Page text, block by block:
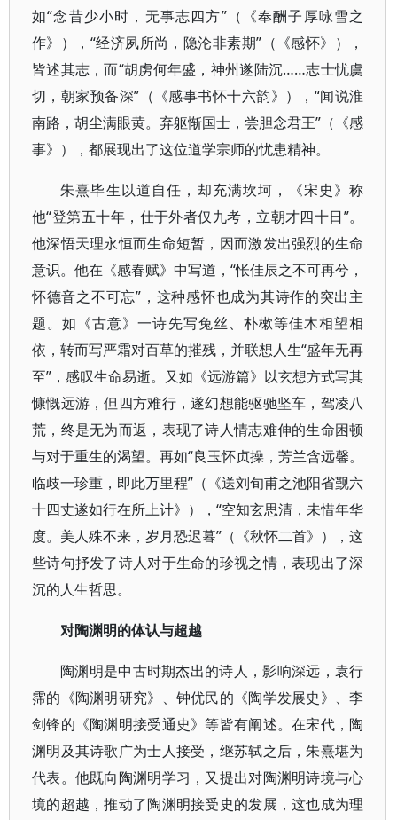
如“念昔少小时，无事志四方”（《奉酬子厚咏雪之
作》），“经济夙所尚，隐沦非素期”（《感怀》），
皆述其志，而“胡虏何年盛，神州遂陆沉……志士忧虞
切，朝家预备深”（《感事书怀十六韵》），“闻说淮
南路，胡尘满眼黄。弃躯惭国士，尝胆念君王”（《感
事》），都展现出了这位道学宗师的忧患精神。
朱熹毕生以道自任，却充满坎坷，《宋史》称
他“登第五十年，仕于外者仅九考，立朝才四十日”。
他深悟天理永恒而生命短暂，因而激发出强烈的生命
意识。他在《感春赋》中写道，“怅佳辰之不可再兮，
怀德音之不可忘”，这种感怀也成为其诗作的突出主
题。如《古意》一诗先写兔丝、朴樕等佳木相望相
依，转而写严霜对百草的摧残，并联想人生“盛年无再
至”，感叹生命易逝。又如《远游篇》以玄想方式写其
慷慨远游，但四方难行，遂幻想能驱驰坚车，驾凌八
荒，终是无为而返，表现了诗人情志难伸的生命困顿
与对于重生的渴望。再如“良玉怀贞操，芳兰含远馨。
临歧一珍重，即此万里程”（《送刘旬甫之池阳省觐六
十四丈遂如行在所上计》），“空知玄思清，未惜年华
度。美人殊不来，岁月恐迟暮”（《秋怀二首》），这
些诗句抒发了诗人对于生命的珍视之情，表现出了深
沉的人生哲思。
对陶渊明的体认与超越
陶渊明是中古时期杰出的诗人，影响深远，袁行
霈的《陶渊明研究》、钟优民的《陶学发展史》、李
剑锋的《陶渊明接受通史》等皆有阐述。在宋代，陶
渊明及其诗歌广为士人接受，继苏轼之后，朱熹堪为
代表。他既向陶渊明学习，又提出对陶渊明诗境与心
境的超越，推动了陶渊明接受史的发展，这也成为理